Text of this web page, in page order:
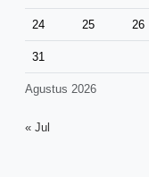
Agustus 2026
24 25 26
31
« Jul